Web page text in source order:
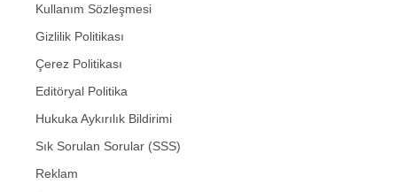
Kullanım Sözleşmesi
Gizlilik Politikası
Çerez Politikası
Editöryal Politika
Hukuka Aykırılık Bildirimi
Sık Sorulan Sorular (SSS)
Reklam